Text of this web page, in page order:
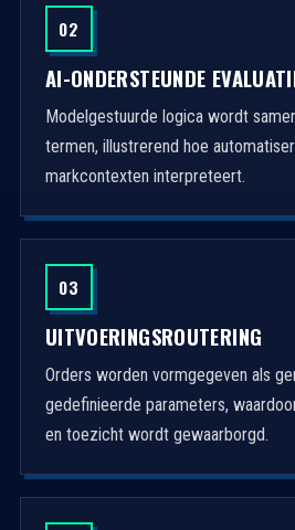
02
AI-ONDERSTEUNDE
Modelgestuurde logica wordt
termen, illustrerend hoe
markcontexten interpreteert.
03
UITVOERINGSROUTERING
Orders worden vormgegeven als
gedefinieerde parameters,
en toezicht wordt gewaarborgd.